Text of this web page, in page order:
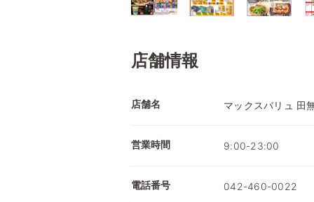
店舗情報
店舗名 マックスバリュ 田
営業時間 9:00-23:00
電話番号 042-460-0022